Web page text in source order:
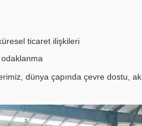
ticaret ilişkileri
dünya çapında çevre dostu,